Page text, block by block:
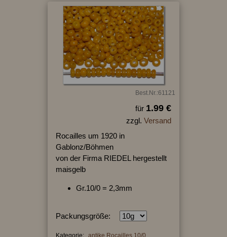
Best.Nr.:61121
für 1.99 €
zzgl. Versand
Rocailles um 1920 in
Gablonz/Böhmen
von der Firma RIEDEL hergestellt
maisgelb
Gr.10/0 = 2,3mm
Packungsgröße:
Kategorie: antike Rocailles 10/0